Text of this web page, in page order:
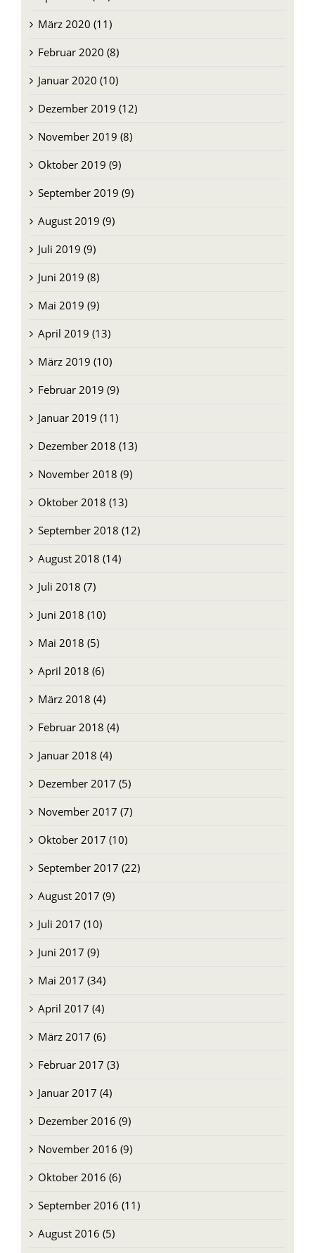
März 2020 (11)
Februar 2020 (8)
Januar 2020 (10)
Dezember 2019 (12)
November 2019 (8)
Oktober 2019 (9)
September 2019 (9)
August 2019 (9)
Juli 2019 (9)
Juni 2019 (8)
Mai 2019 (9)
April 2019 (13)
März 2019 (10)
Februar 2019 (9)
Januar 2019 (11)
Dezember 2018 (13)
November 2018 (9)
Oktober 2018 (13)
September 2018 (12)
August 2018 (14)
Juli 2018 (7)
Juni 2018 (10)
Mai 2018 (5)
April 2018 (6)
März 2018 (4)
Februar 2018 (4)
Januar 2018 (4)
Dezember 2017 (5)
November 2017 (7)
Oktober 2017 (10)
September 2017 (22)
August 2017 (9)
Juli 2017 (10)
Juni 2017 (9)
Mai 2017 (34)
April 2017 (4)
März 2017 (6)
Februar 2017 (3)
Januar 2017 (4)
Dezember 2016 (9)
November 2016 (9)
Oktober 2016 (6)
September 2016 (11)
August 2016 (5)